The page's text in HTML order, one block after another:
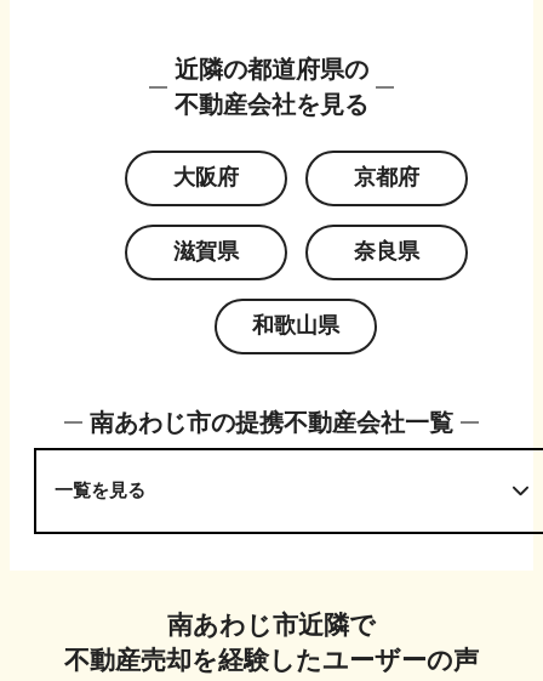
近隣の都道府県の
不動産会社を見る
大阪府 京都府
滋賀県 奈良県
和歌山県
南あわじ市の提携不動産会社一覧
一覧を見る
南あわじ市近隣で
不動産売却を経験したユーザーの声